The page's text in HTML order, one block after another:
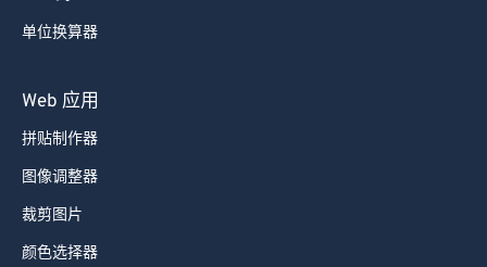
单位换算器
Web 应用
拼贴制作器
图像调整器
裁剪图片
颜色选择器